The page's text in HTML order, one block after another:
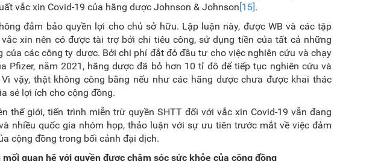
vắc xin Covid-19 của hãng dược Johnson & Johnson[15].
đảm bảo quyền lợi cho chủ sở hữu. Lập luận này, được WB và các tập
xin nên có được tài trợ bởi chi tiêu công, sử dụng tiền của tất cả những
các công ty dược. Bởi chi phí đắt đỏ đầu tư cho việc nghiên cứu và chạy
Pfizer, năm 2021, hãng dược đã bỏ hơn 10 tỉ đô để tiếp tục nghiên cứu và
Vì vậy, thật không công bằng nếu như các hãng dược chưa được khai thác
sẻ lợi ích cho cộng đồng.
thế giới, tiến trình miễn trừ quyền SHTT đối với vắc xin Covid-19 vẫn đang
nhiều quốc gia nhóm họp, thảo luận với sự ưu tiên trước mắt về việc đảm
cộng đồng trong bối cảnh đại dịch.
quan hệ với quyền được chăm sóc sức khỏe của cộng đồng